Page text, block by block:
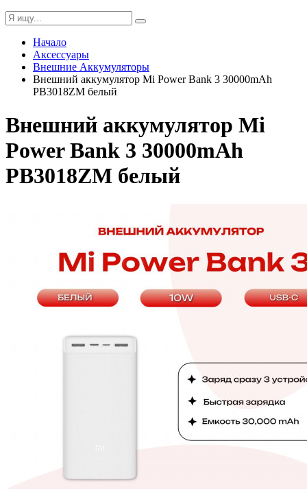
Начало
Аксессуары
Внешние Аккумуляторы
Внешний аккумулятор Mi Power Bank 3 30000mAh
PB3018ZM белый
Внешний аккумулятор Mi
Power Bank 3 30000mAh
PB3018ZM белый